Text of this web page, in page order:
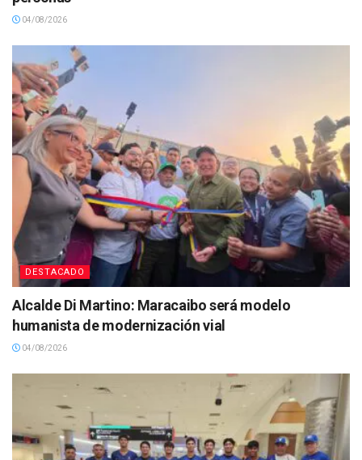
04/08/2026
DESTACADO
Alcalde Di Martino: Maracaibo será modelo
humanista de modernización vial
04/08/2026